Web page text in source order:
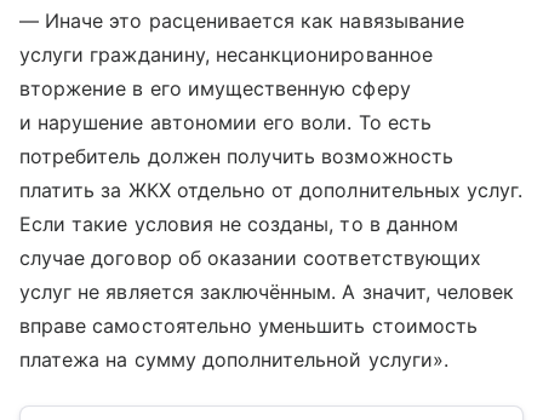
— Иначе это расценивается как навязывание
услуги гражданину, несанкционированное
вторжение в его имущественную сферу
и нарушение автономии его воли. То есть
потребитель должен получить возможность
платить за ЖКХ отдельно от дополнительных услуг.
Если такие условия не созданы, то в данном
случае договор об оказании соответствующих
услуг не является заключённым. А значит, человек
вправе самостоятельно уменьшить стоимость
платежа на сумму дополнительной услуги».